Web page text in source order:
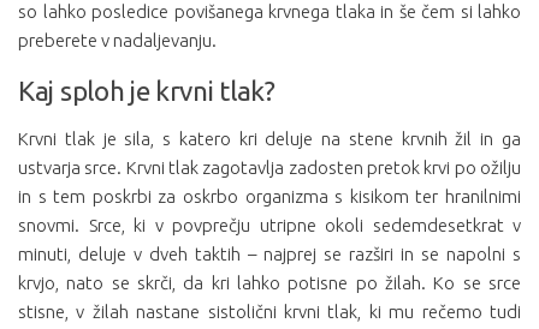
so lahko posledice povišanega krvnega tlaka in še čem si lahko
preberete v nadaljevanju.
Kaj sploh je krvni tlak?
Krvni tlak je sila, s katero kri deluje na stene krvnih žil in ga
ustvarja srce. Krvni tlak zagotavlja zadosten pretok krvi po ožilju
in s tem poskrbi za oskrbo organizma s kisikom ter hranilnimi
snovmi. Srce, ki v povprečju utripne okoli sedemdesetkrat v
minuti, deluje v dveh taktih – najprej se razširi in se napolni s
krvjo, nato se skrči, da kri lahko potisne po žilah. Ko se srce
stisne, v žilah nastane sistolični krvni tlak, ki mu rečemo tudi